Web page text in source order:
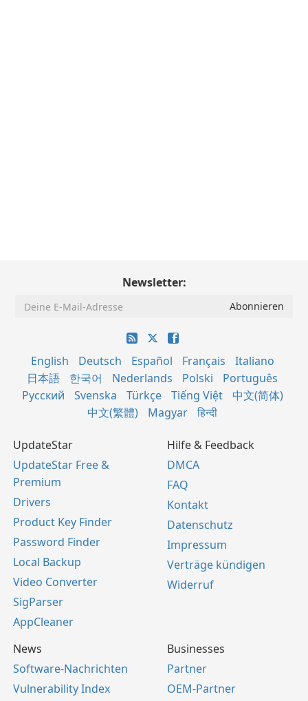
Newsletter:
English Deutsch Español Français
Italiano
日本語
한국어 Nederlands Polski
Português
Русский
Svenska Türkçe Tiếng Việt
中文(简体)
中文(繁體)
Magyar हिन्दी
UpdateStar
UpdateStar Free &
Premium
Drivers
Product Key Finder
Password Finder
Local Backup
Video Converter
SigParser
AppCleaner
Hilfe & Feedback
DMCA
FAQ
Kontakt
Datenschutz
Impressum
Verträge kündigen
Widerruf
News
Software-Nachrichten
Vulnerability Index
Businesses
Partner
OEM-Partner